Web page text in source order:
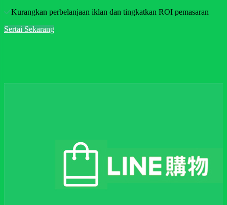
Kurangkan perbelanjaan iklan dan tingkatkan ROI pemasaran
Sertai Sekarang